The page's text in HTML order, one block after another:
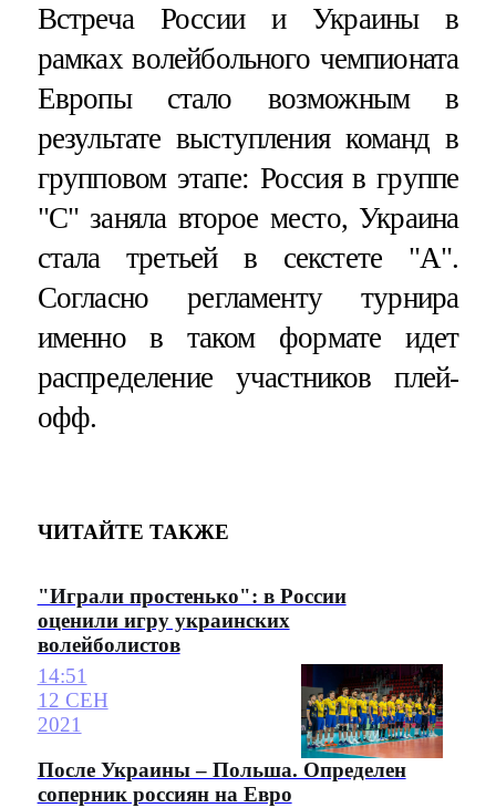
Встреча России и Украины в
рамках волейбольного чемпионата
Европы стало возможным в
результате выступления команд в
групповом этапе: Россия в группе
"С" заняла второе место, Украина
стала третьей в секстете "А".
Согласно регламенту турнира
именно в таком формате идет
распределение участников плей-
офф.
ЧИТАЙТЕ ТАКЖЕ
"Играли простенько": в России
оценили игру украинских
волейболистов
14:51
12 СЕН
2021
После Украины – Польша. Определен
соперник россиян на Евро